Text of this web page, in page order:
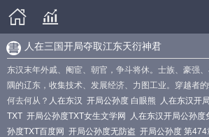
人在三国开局夺取江东天衍神君
东汉末年外戚、阉宦、朝官，争斗将休。士族、豪强
隅的辽东，收集技术、发展经济、力图工业。穿越者
何去何从？ 人在东汉 开局公孙度 白眼熊 人在东汉开
TXT 开局公孙度TXT女生文学网 人在东汉开局公孙度
孙度TXT百度网 开局公孙度无防盗 开局公孙度 第474